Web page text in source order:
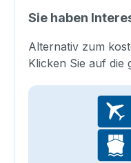
Sie haben
Alternativ zum
Klicken Sie auf